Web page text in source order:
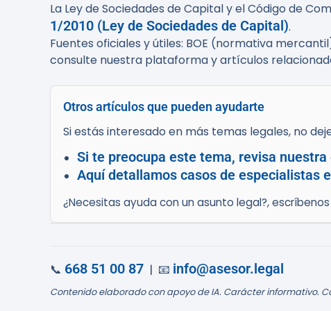
La Ley de Sociedades de Capital y el Código de
1/2010 (Ley de Sociedades de Capital).
Fuentes oficiales y útiles: BOE (normativa
consulte nuestra plataforma y artículos
Otros artículos que pueden ayudarte
Si estás interesado en más temas legales, no
Si te preocupa este tema, revisa
Aquí detallamos casos de especialistas
¿Necesitas ayuda con un asunto legal?,
📞 668 51 00 87 | 📧 info@asesor.legal
Contenido elaborado con apoyo de IA. Carácter informativo.